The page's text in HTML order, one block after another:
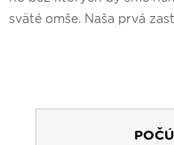
sväté omše. Naša prvá